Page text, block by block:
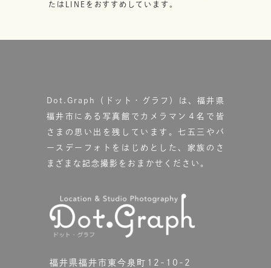
たはLINEをおすすめしています。
Dot.Graph（ドット・グラフ）は、福井県
福井市にある写真館で カメラマン４名で皆
さまの思い出を残しています。七五三やバ
ースデーフォトをはじめとした、家族のさ
まざまな記念撮影をおまかせください。
福井県福井市東今泉町12-10-2